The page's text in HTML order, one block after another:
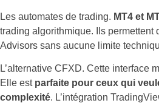
Les automates de trading. MT4 et
trading algorithmique. Ils permettent
Advisors sans aucune limite
L’alternative CFXD. Cette interface
Elle est parfaite pour ceux qui
complexité. L’intégration